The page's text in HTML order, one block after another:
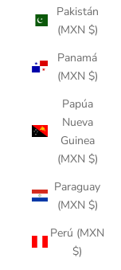
Pakistán
(MXN $)
Panamá
(MXN $)
Papúa
Nueva
Guinea
(MXN $)
Paraguay
(MXN $)
Perú (MXN
$)